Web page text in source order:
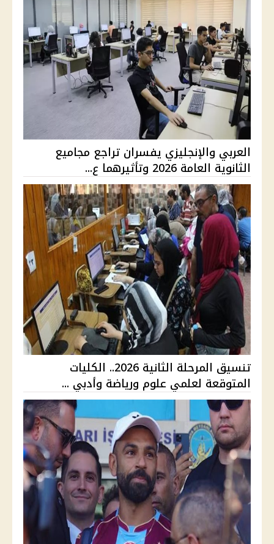
العربي والإنجليزي يفسران تراجع مجاميع
الثانوية العامة 2026 وتأثيرهما ع...
تنسيق المرحلة الثانية 2026.. الكليات
المتوقعة لعلمي علوم ورياضة وأدبي ...